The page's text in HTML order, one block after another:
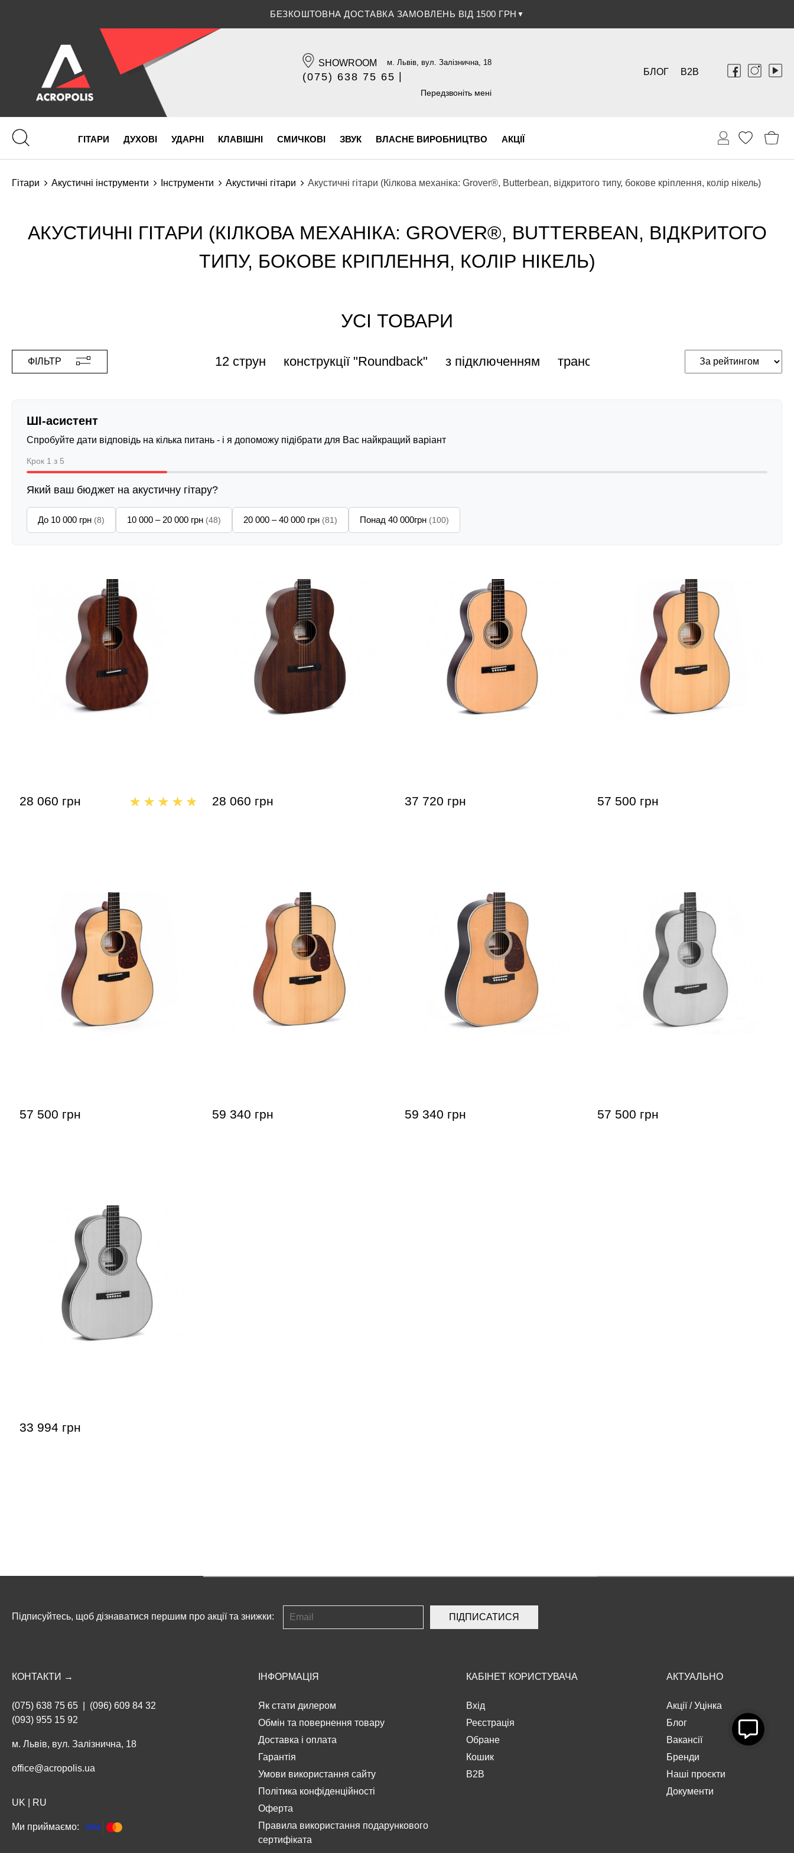
БЕЗКОШТОВНА ДОСТАВКА ЗАМОВЛЕНЬ ВІД 1500 ГРН ▼
ЗНИЖКА 5% ПРИ ОПЛАТІ БАНКІВСЬКОЮ КАРТКОЮ▼
SHOWROOM м. Львів, вул. Залізнична, 18
(075) 638 75 65
(096) 609 84 32
Передзвоніть мені
B2B
БЛОГ
ГІТАРИ ДУХОВІ УДАРНІ КЛАВІШНІ СМИЧКОВІ ЗВУК ВЛАСНЕ ВИРОБНИЦТВО АКЦІЇ
Гітари Акустичні інструменти Інструменти Акустичні гітари Акустичні гітари (Кілкова механіка: Grover®, Butterbean, відкритого типу, бокове кріплення, колір нікель)
АКУСТИЧНІ ГІТАРИ (КІЛКОВА МЕХАНІКА: GROVER®, BUTTERBEAN, ВІДКРИТОГО
ТИПУ, БОКОВЕ КРІПЛЕННЯ, КОЛІР НІКЕЛЬ)
УСІ ТОВАРИ
12 струн конструкції "Roundback" з підключенням трансакустичні
ФІЛЬТР
ШІ-асистент
Спробуйте дати відповідь на кілька питань - і я допоможу підібрати для Вас найкращий варіант
Крок 1 з 5
Який ваш бюджет на акустичну гітару?
До 10 000 грн (8) 10 000 – 20 000 грн (48) 20 000 – 40 000 грн (81) Понад 40 000грн (100)
28 060 грн 28 060 грн 37 720 грн 57 500 грн
57 500 грн 59 340 грн 59 340 грн 57 500 грн
33 994 грн
Підписуйтесь, щоб дізнаватися першим про акції та знижки: ПІДПИСАТИСЯ
КОНТАКТИ →
(075) 638 75 65
(096) 609 84 32
(093) 955 15 92
м. Львів, вул. Залізнична, 18
office@acropolis.ua
UK RU
Ми приймаємо:
ІНФОРМАЦІЯ
Як стати дилером
Обмін та повернення товару
Доставка і оплата
Гарантія
Умови використання сайту
Політика конфіденційності
Оферта
Правила використання подарункового
сертифіката
КАБІНЕТ КОРИСТУВАЧА
Вхід
Реєстрація
Обране
Кошик
B2B
АКТУАЛЬНО
Акції/Уцінка
Блог
Вакансії
Бренди
Наші проєкти
Документи